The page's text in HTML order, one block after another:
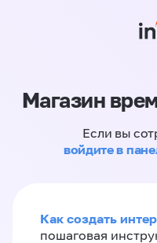
Магазин
Если вы
войдите в
Как создать
пошаговая